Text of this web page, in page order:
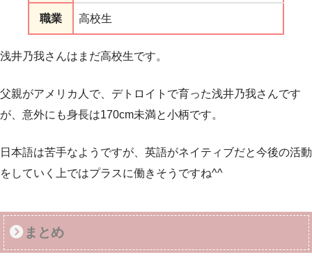
職業 高校生
浅井乃我さんはまだ高校生です。
父親がアメリカ人で、デトロイトで育った浅井乃我さんです
が、意外にも身長は170cm未満と小柄です。
日本語は苦手なようですが、英語がネイティブだと今後の活動
をしていく上ではプラスに働きそうですね^^
まとめ